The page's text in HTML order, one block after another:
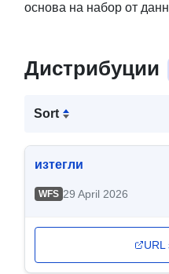
основа на набор от
Дистрибуции
Sort
изтегли
WFS 29 April 2026
URL